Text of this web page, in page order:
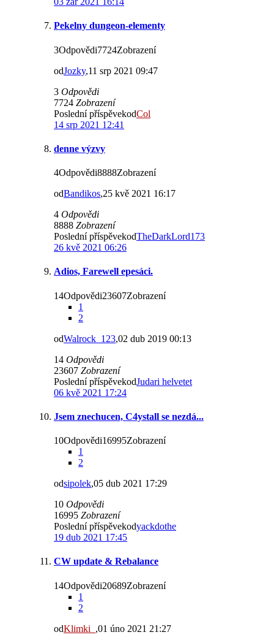
Pekelny dungeon-elementy
3Odpovědi7724Zobrazení
odJozky,11 srp 2021 09:47
3 Odpovědi
7724 Zobrazení
Poslední příspěvekodCol
14 srp 2021 12:41
denne výzvy
4Odpovědi8888Zobrazení
odBandikos,25 kvě 2021 16:17
4 Odpovědi
8888 Zobrazení
Poslední příspěvekodTheDarkLord173
26 kvě 2021 06:26
Adios, Farewell epesáci.
14Odpovědi23607Zobrazení
1
2
odWalrock_123,02 dub 2019 00:13
14 Odpovědi
23607 Zobrazení
Poslední příspěvekodJudari helvetet
06 kvě 2021 17:24
Jsem znechucen, C4ystall se nezdá...
10Odpovědi16995Zobrazení
1
2
odsipolek,05 dub 2021 17:29
10 Odpovědi
16995 Zobrazení
Poslední příspěvekodyackdothe
19 dub 2021 17:45
CW update & Rebalance
14Odpovědi20689Zobrazení
1
2
odKlimki_ ,01 úno 2021 21:27